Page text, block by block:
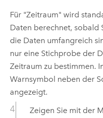
Für "Zeitraum" wird
Daten berechnet, sobald
die Daten umfangreich
nur eine Stichprobe der
Zeitraum zu bestimmen.
Warnsymbol neben der
angezeigt.
Zeigen Sie mit der